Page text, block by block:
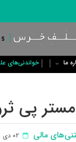
ما خواندنی‌های
را از ١۰ هزار دلار به
مالی ۰٢ دی ١٣٩٨